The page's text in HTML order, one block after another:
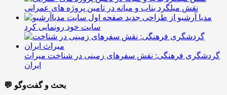
نقش میلگرد بناب و میانه در تامین پروژه های عمرانی
مدیا آرشیو از طراحی جدید
سایت خود رونمایی کرد
گردشگری فرهنگی: نقش سفرهای زمینی در شناخت میراث
ایران
💬 بحث و گفت‌وگو